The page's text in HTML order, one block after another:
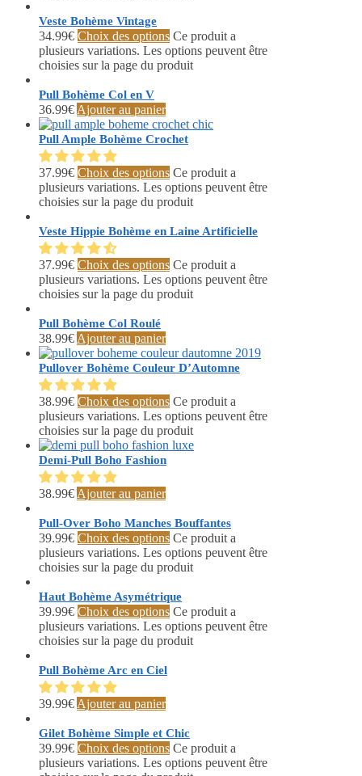
Veste Bohème Vintage
34.99€ Choix des options Ce produit a
plusieurs variations. Les options peuvent être
choisies sur la page du produit
Pull Bohème Col en V
36.99€ Ajouter au panier
Pull Ample Bohème Crochet
37.99€ Choix des options Ce produit a
plusieurs variations. Les options peuvent être
choisies sur la page du produit
Veste Hippie Bohème en Laine Artificielle
37.99€ Choix des options Ce produit a
plusieurs variations. Les options peuvent être
choisies sur la page du produit
Pull Bohème Col Roulé
38.99€ Ajouter au panier
Pullover Bohème Couleur D’Automne
38.99€ Choix des options Ce produit a
plusieurs variations. Les options peuvent être
choisies sur la page du produit
Demi-Pull Boho Fashion
38.99€ Ajouter au panier
Pull-Over Boho Manches Bouffantes
39.99€ Choix des options Ce produit a
plusieurs variations. Les options peuvent être
choisies sur la page du produit
Haut Bohème Asymétrique
39.99€ Choix des options Ce produit a
plusieurs variations. Les options peuvent être
choisies sur la page du produit
Pull Bohème Arc en Ciel
39.99€ Ajouter au panier
Gilet Bohème Simple et Chic
39.99€ Choix des options Ce produit a
plusieurs variations. Les options peuvent être